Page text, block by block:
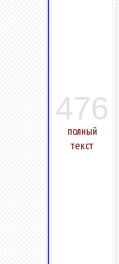
476
полный
текст